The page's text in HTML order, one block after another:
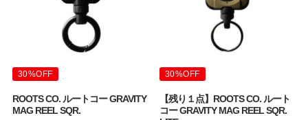
30%OFF
ROOTS CO. ルートコー GRAVITY
MAG REEL SQR.
30%OFF
【残り１点】ROOTS CO. ルート
コー GRAVITY MAG REEL SQR.